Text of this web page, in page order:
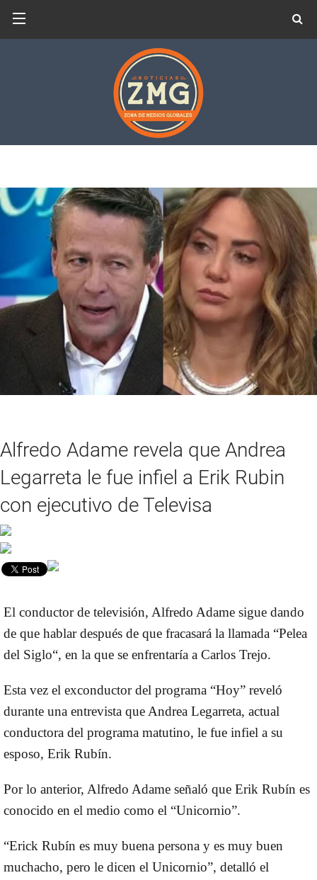
Alfredo Adame revela que Andrea
Legarreta le fue infiel a Erik Rubin
con ejecutivo de Televisa
El conductor de televisión, Alfredo Adame sigue dando
de que hablar después de que fracasará la llamada “Pelea
del Siglo“, en la que se enfrentaría a Carlos Trejo.
Esta vez el exconductor del programa “Hoy” reveló
durante una entrevista que Andrea Legarreta, actual
conductora del programa matutino, le fue infiel a su
esposo, Erik Rubín.
Por lo anterior, Alfredo Adame señaló que Erik Rubín es
conocido en el medio como el “Unicornio”.
“Erick Rubín es muy buena persona y es muy buen
muchacho, pero le dicen el Unicornio”, detalló el